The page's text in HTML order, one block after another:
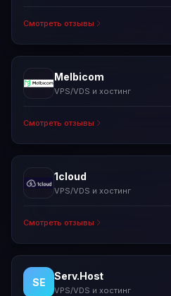
Смотреть отзывы
Melbicom
VPS/VDS и хостинг
Смотреть отзывы
1cloud
VPS/VDS и хостинг
Смотреть отзывы
SE
Serv.Host
VPS/VDS и хостинг